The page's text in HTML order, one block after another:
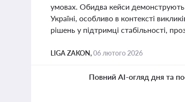
умовах. Обидва кейси демонструють
Україні, особливо в контексті
рішень у підтримці стабільності,
LIGA ZAKON,06 лютого 2026
Повний AI-огляд дня та